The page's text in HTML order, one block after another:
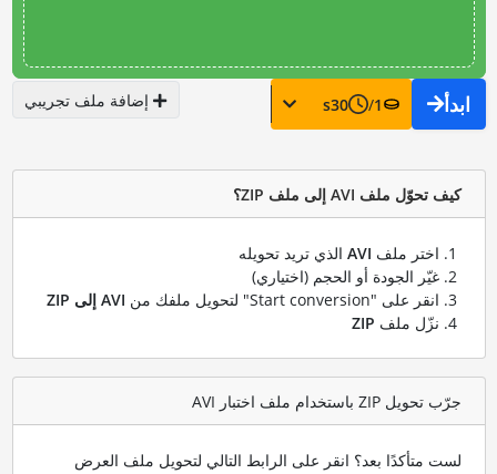
ابدأ 1
/
30
s إضافة ملف تجريبي
كيف تحوّل ملف AVI إلى ملف ZIP؟
اختر ملف AVIالذي تريد تحويله
غيّر الجودة أو الحجم (اختياري)
انقر على "Start conversion" لتحويل ملفك من
AVI إلى ZIP
نزّل ملف ZIP
جرّب تحويل ZIP باستخدام ملف اختبار AVI
لست متأكدًا بعد؟ انقر على الرابط التالي لتحويل ملف العرض